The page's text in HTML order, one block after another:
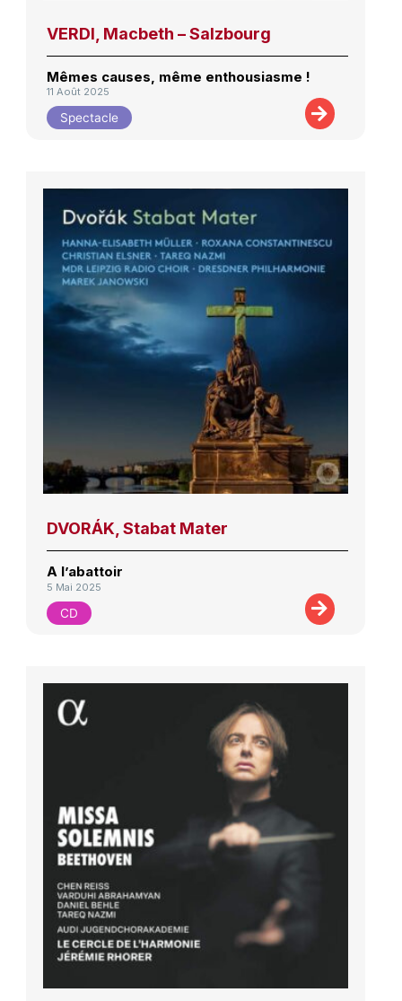
VERDI, Macbeth – Salzbourg
Mêmes causes, même enthousiasme !
11 Août 2025
Spectacle
DVORÁK, Stabat Mater
A l’abattoir
5 Mai 2025
CD